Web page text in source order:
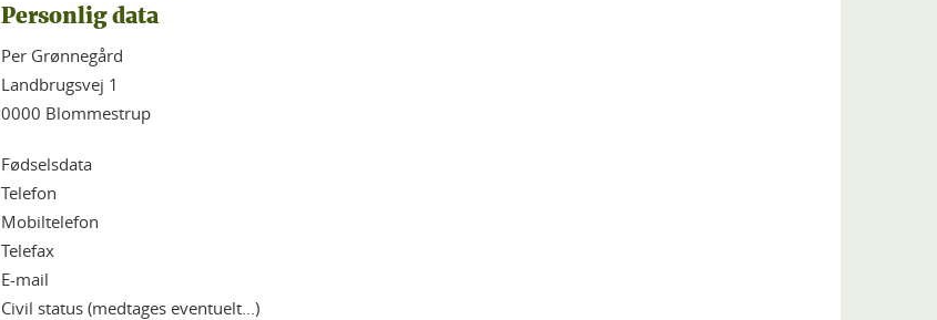
Personlig data
Per Grønnegård
Landbrugsvej 1
0000 Blommestrup
Fødselsdata
Telefon
Mobiltelefon
Telefax
E-mail
Civil status (medtages eventuelt...)